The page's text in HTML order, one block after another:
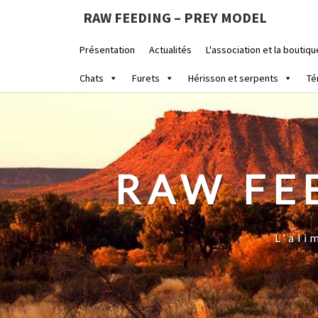
RAW FEEDING – PREY MODEL
Présentation Actualités L'association et la
Chats Furets Hérisson et serpents
RAW